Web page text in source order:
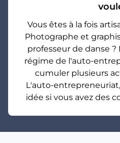
Vous êtes à la fois
Photographe et
professeur de danse ?
régime de l'auto-
cumuler plusieurs
L'auto-
idée si vous avez des